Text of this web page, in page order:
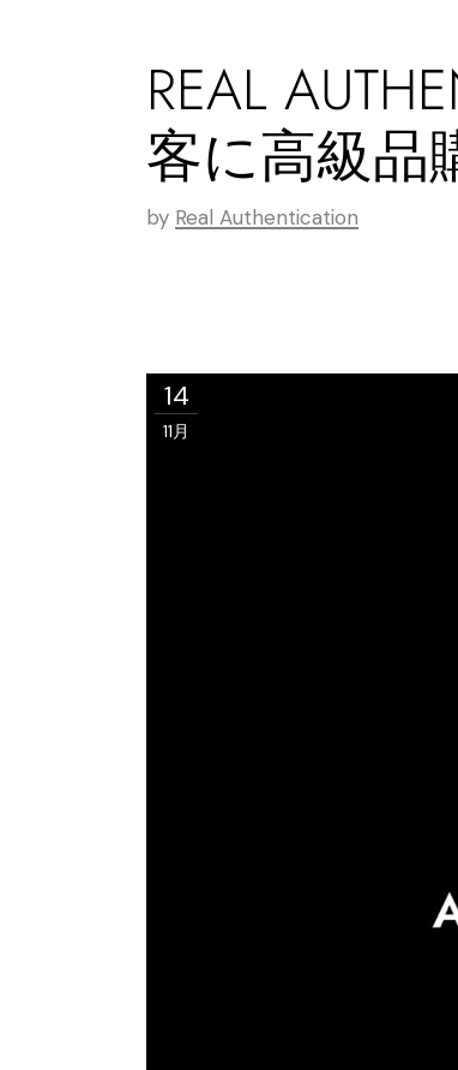
REAL
客に高級品
by Real Authentication
14
11月